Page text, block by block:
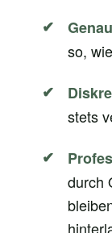
Genau
so,
stets
durch